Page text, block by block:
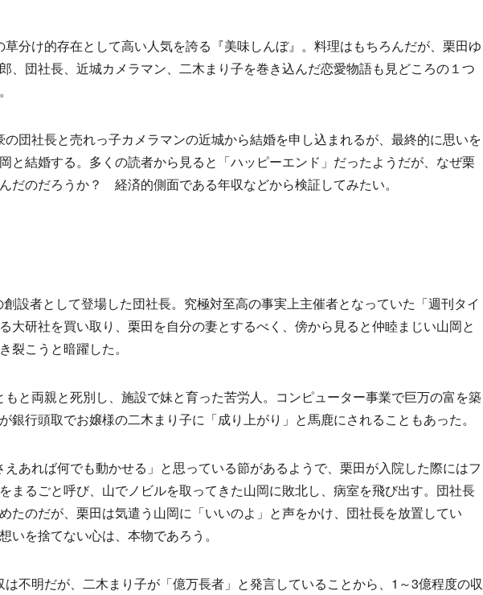
草分け的存在として高い人気を誇る『美味しんぼ』。料理はもちろんだが、栗田ゆ
、団社長、近城カメラマン、二木まり子を巻き込んだ恋愛物語も見どころの１つ
の団社長と売れっ子カメラマンの近城から結婚を申し込まれるが、最終的に思いを
と結婚する。多くの読者から見ると「ハッピーエンド」だったようだが、なぜ栗
だのだろうか？ 経済的側面である年収などから検証してみたい。
設者として登場した団社長。究極対至高の事実上主催者となっていた「週刊タイ
大研社を買い取り、栗田を自分の妻とするべく、傍から見ると仲睦まじい山岡と
裂こうと暗躍した。
もと両親と死別し、施設で妹と育った苦労人。コンピューター事業で巨万の富を築
銀行頭取でお嬢様の二木まり子に「成り上がり」と馬鹿にされることもあった。
えあれば何でも動かせる」と思っている節があるようで、栗田が入院した際にはフ
まるごと呼び、山でノビルを取ってきた山岡に敗北し、病室を飛び出す。団社長
たのだが、栗田は気遣う山岡に「いいのよ」と声をかけ、団社長を放置してい
いを捨てない心は、本物であろう。
は不明だが、二木まり子が「億万長者」と発言していることから、1～3億程度の収